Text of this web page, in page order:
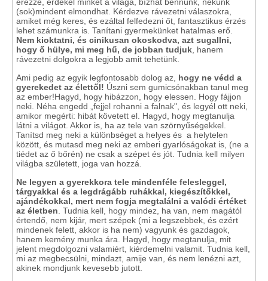
(sok)mindent elmondhat. Kérdezve rávezetni válaszokra,
amiket még keres, és ezáltal felfedezni őt, fantasztikus érzés
lehet számunkra is. Tanítani gyermekünket hatalmas erő.
Nem kioktatni, és cinikusan okoskodva, azt sugallni,
hogy ő hülye, mi meg hű, de jobban tudjuk , hanem
rávezetni dolgokra a legjobb amit tehetünk.
Ami pedig az egyik legfontosabb dolog az, hogy ne védd a
gyerekedet az élettől! Úszni sem gumicsónakban tanul meg
az ember!Hagyd, hogy hibázzon, hogy elessen. Hogy fájjon
neki. Néha engedd „fejjel rohanni a falnak", és legyél ott neki,
amikor megérti: hibát követett el. Hagyd, hogy megtanulja
látni a világot. Akkor is, ha az tele van szörnyűségekkel.
Tanítsd meg neki a különbséget a helyes és a helytelen
között, és mutasd meg neki az emberi gyarlóságokat is, (ne a
tiédet az ő bőrén) ne csak a szépet és jót. Tudnia kell milyen
világba született, joga van hozzá.
Ne legyen a gyerekkora tele mindenféle felesleggel,
tárgyakkal és a legdrágább ruhákkal, kiegészítőkkel,
ajándékokkal, mert nem fogja megtalálni a valódi értéket
az életben . Tudnia kell, hogy mindez, ha van, nem magától
értendő, nem kijár, mert szépek (mi a legszebbek, és ezért
mindenek felett, akkor is ha nem) vagyunk és gazdagok,
hanem kemény munka ára. Hagyd, hogy megtanulja, mit
jelent megdolgozni valamiért, kiérdemelni valamit. Tudnia kell,
mi az megbecsülni, mindazt, amije van, és nem lenézni azt,
akinek mondjunk kevesebb jutott.